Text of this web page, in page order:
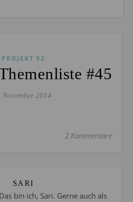
PROJEKT 52
#45
November 2014
2 Kommentare
SARI
bin ich, Sari. Gerne auch als